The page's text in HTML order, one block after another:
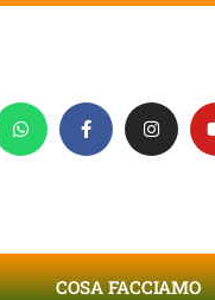
COSA FACCIAMO